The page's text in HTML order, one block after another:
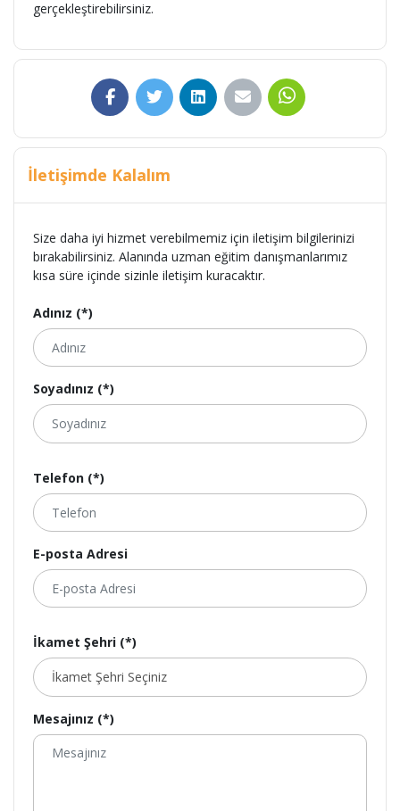
gerçekleştirebilirsiniz.
İletişimde Kalalım
Size daha iyi hizmet verebilmemiz için iletişim bilgilerinizi
bırakabilirsiniz. Alanında uzman eğitim danışmanlarımız
kısa süre içinde sizinle iletişim kuracaktır.
Adınız (*)
Soyadınız (*)
Telefon (*)
E-posta Adresi
İkamet Şehri (*)
Mesajınız (*)